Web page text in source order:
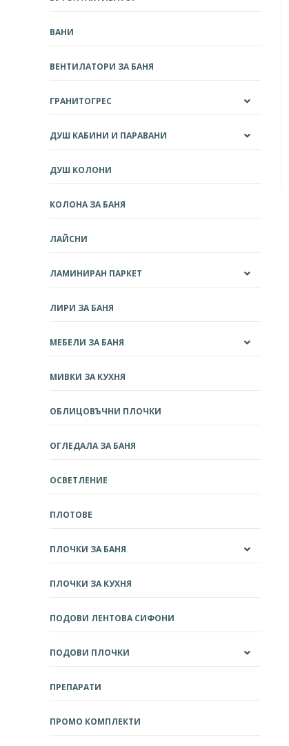
ВАНИ
ВЕНТИЛАТОРИ ЗА БАНЯ
ГРАНИТОГРЕС
ДУШ КАБИНИ И ПАРАВАНИ
ДУШ КОЛОНИ
КОЛОНА ЗА БАНЯ
ЛАЙСНИ
ЛАМИНИРАН ПАРКЕТ
ЛИРИ ЗА БАНЯ
МЕБЕЛИ ЗА БАНЯ
МИВКИ ЗА КУХНЯ
ОБЛИЦОВЪЧНИ ПЛОЧКИ
ОГЛЕДАЛА ЗА БАНЯ
ОСВЕТЛЕНИЕ
ПЛОТОВЕ
ПЛОЧКИ ЗА БАНЯ
ПЛОЧКИ ЗА КУХНЯ
ПОДОВИ ЛЕНТОВА СИФОНИ
ПОДОВИ ПЛОЧКИ
ПРЕПАРАТИ
ПРОМО КОМПЛЕКТИ